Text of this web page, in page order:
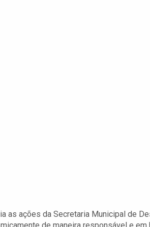
as ações da Secretaria Municipal de